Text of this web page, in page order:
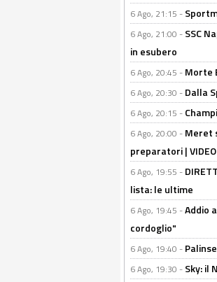
6 Ago, 21:15 -
6 Ago, 21:00 - SSC
in esubero
6 Ago, 20:45 - Morte
6 Ago, 20:30 - Dalla
6 Ago, 20:15 -
6 Ago, 20:00 - Meret
preparatori |
6 Ago, 19:55 -
lista: le ultime
6 Ago, 19:45 -Addio
cordoglio"
6 Ago, 19:40 -
6 Ago, 19:30 - Sky: il